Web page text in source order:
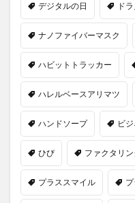
デジタルの日 ド
ナノファイバーマスク
ハビットトラッカー
ハレルベースアリマツ
ハンドソープ ビ
ひび ファクタリ
プラススマイル